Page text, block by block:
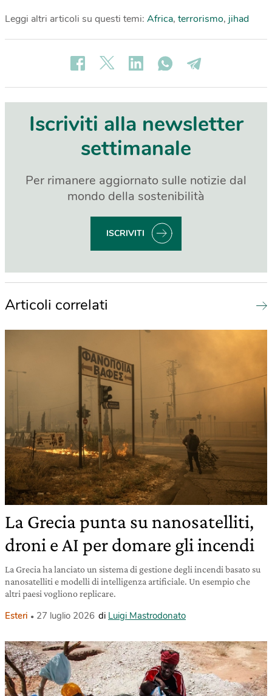
Leggi altri articoli su questi temi: Africa, terrorismo, jihad
Iscriviti alla newsletter
settimanale
Per rimanere aggiornato sulle notizie dal
mondo della sostenibilità
ISCRIVITI
Articoli correlati
La Grecia punta su nanosatelliti,
droni e AI per domare gli incendi
La Grecia ha lanciato un sistema di gestione degli incendi basato su
nanosatelliti e modelli di intelligenza artificiale. Un esempio che
altri paesi vogliono replicare.
Esteri 27 luglio 2026 di Luigi Mastrodonato